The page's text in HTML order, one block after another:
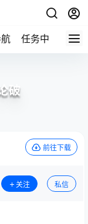
任务中心 帮助
破
前往下载
关注 私信